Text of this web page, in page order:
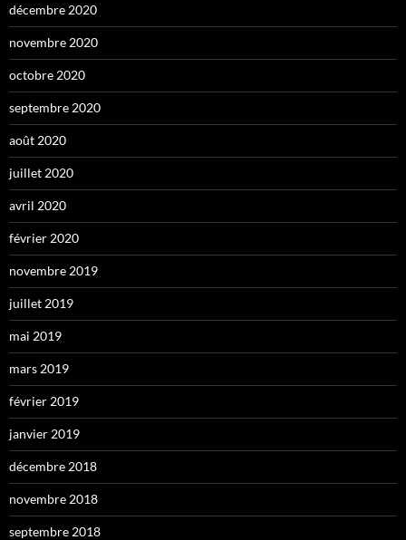
décembre 2020
novembre 2020
octobre 2020
septembre 2020
août 2020
juillet 2020
avril 2020
février 2020
novembre 2019
juillet 2019
mai 2019
mars 2019
février 2019
janvier 2019
décembre 2018
novembre 2018
septembre 2018